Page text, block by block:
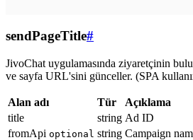
sendPageTitle#
JivoChat uygulamasında ziyaretçinin
ve sayfa URL'sini günceller. (SPA
Alan adı Tür
Açıklama
title
string Ad ID
fromApi optional string Campaign